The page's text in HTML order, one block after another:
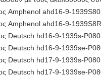
Amphenol ahd16-9-1939S80
Amphenol ahd16-9-1939S8R
Deutsch hd16-9-1939s-P080
Deutsch hd16-9-1939se-
Deutsch hd17-9-1939s-P080
Deutsch hd17-9-1939se-